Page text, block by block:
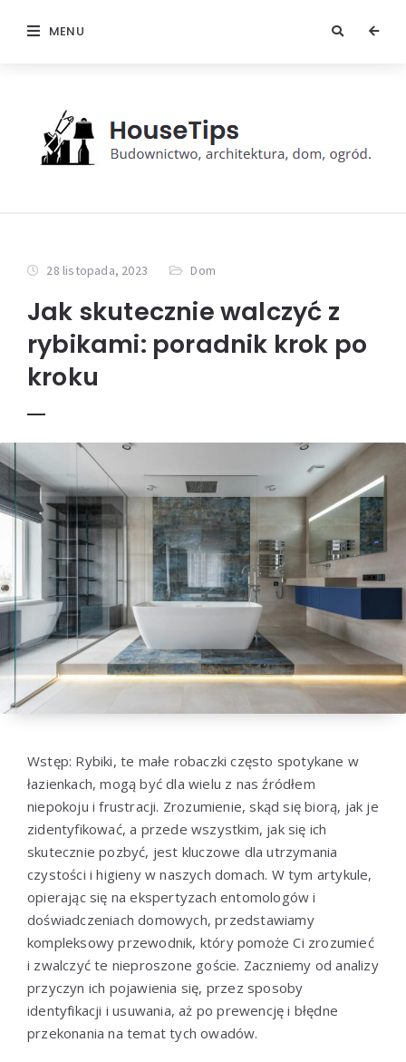
MENU
28 listopada, 2023 Dom
Jak skutecznie walczyć z
rybikami: poradnik krok po
kroku
Wstęp: Rybiki, te małe robaczki często spotykane w
łazienkach, mogą być dla wielu z nas źródłem
niepokoju i frustracji. Zrozumienie, skąd się biorą, jak je
zidentyfikować, a przede wszystkim, jak się ich
skutecznie pozbyć, jest kluczowe dla utrzymania
czystości i higieny w naszych domach. W tym artykule,
opierając się na ekspertyzach entomologów i
doświadczeniach domowych, przedstawiamy
kompleksowy przewodnik, który pomoże Ci zrozumieć
i zwalczyć te nieproszone goście. Zaczniemy od analizy
przyczyn ich pojawienia się, przez sposoby
identyfikacji i usuwania, aż po prewencję i błędne
przekonania na temat tych owadów.